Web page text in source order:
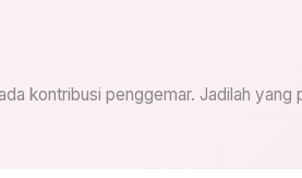
kontribusi penggemar. Jadilah yang